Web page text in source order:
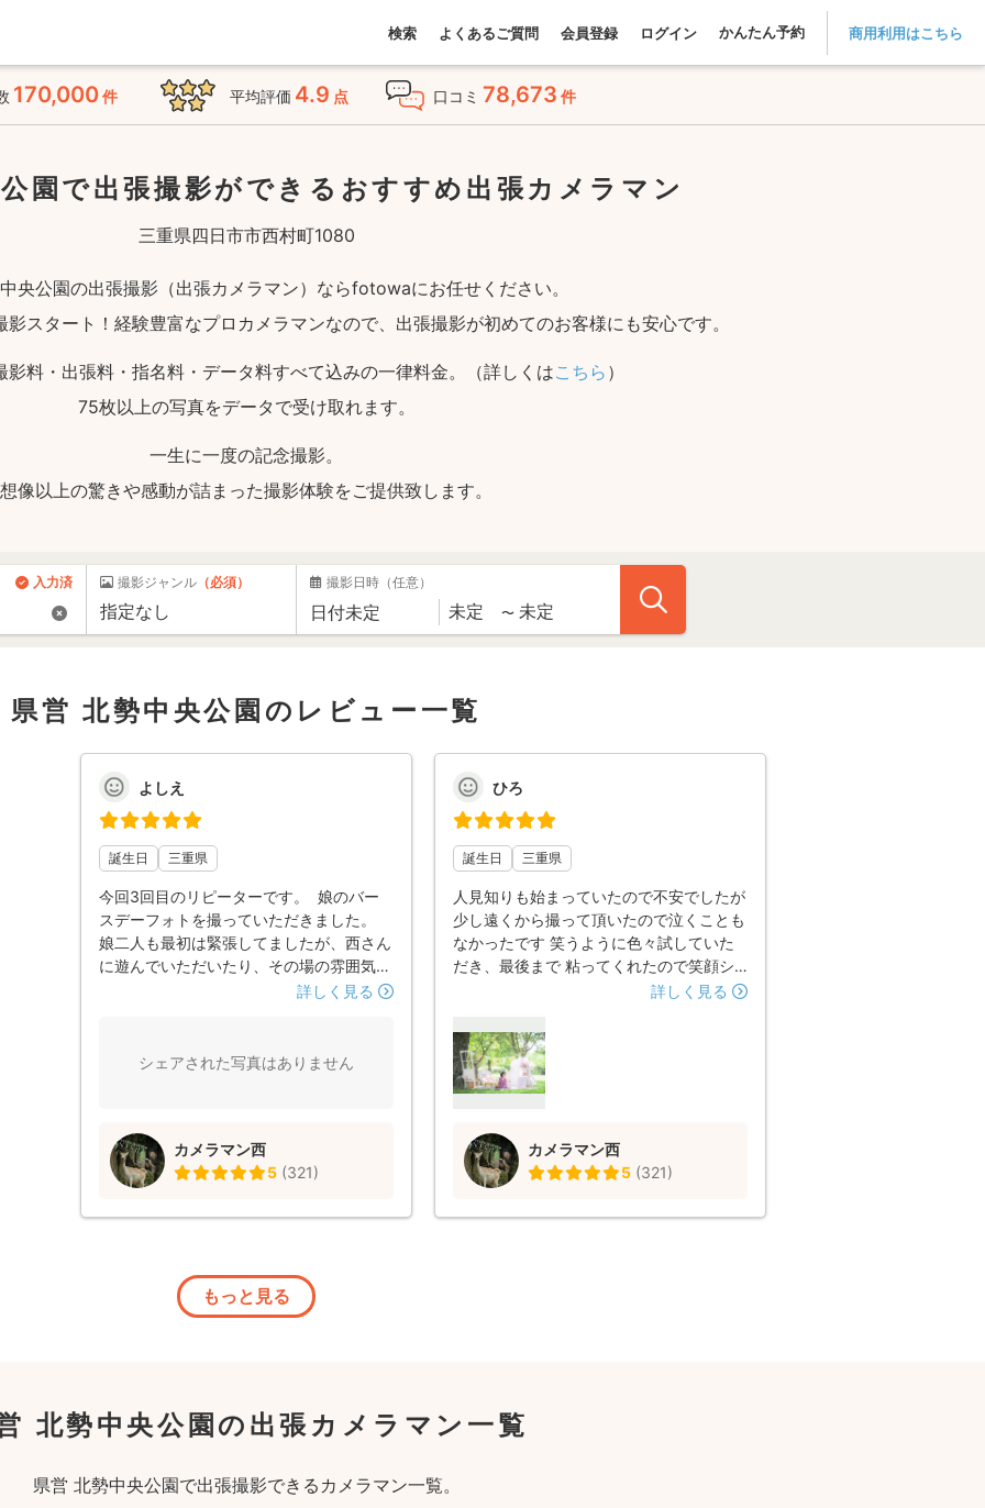
検索 よくあるご質問 会員登録 ログイン かんたん予約 商用利用はこちら
170,000件 平均評価 4.9 点 口コミ 78,673 件
園で出張撮影ができる おすすめ出張カメラマン
三重県四日市市西村町1080
央公園の出張撮影（出張カメラマン）ならfotowaにお任せください。
スタート！経験豊富なプロカメラマンなので、出張撮影が初めてのお客様にも安心です。
影料・出張料・指名料・データ料すべて込みの一律料金。（詳しくはこちら ）
75枚以上の写真をデータで受け取れます。
一生に一度の記念撮影。
想像以上の驚きや感動が詰まった撮影体験をご提供致します。
入力済 撮影ジャンル （必須） 撮影日時 （任意）
県営 北勢中央公園のレビュー一覧
よしえ
誕生日 三重県
今回3回目のリピーターです。 娘のバー
スデーフォトを撮っていただきました。
娘二人も最初は緊張してましたが、西さん
に遊んでいただいたり、その場の雰囲気が
楽しく、家族みんなリラックスした感じで
さんが笑わせていただいたり、工夫してい
またこちらに負担がかからないように気遣
っていただいたりと、とても気さくで温厚
ぱり西さんは最高です‼︎」伝わる人には伝
詳しく見る
シェアされた写真はありません
カメラマン西
5 (321)
ひろ
誕生日 三重県
人見知りも始まっていたので不安でしたが
少し遠くから撮って頂いたので泣くことも
なかったです 笑うように色々試していた
だき、最後まで 粘ってくれたので笑顔シ
ョットも撮れました 撮影を覗きに来てく
楽しい撮影になりました！ 素敵なセット
はもちろん、データ納品も早く またお願
いしたいと思えるカメラマンさんです
詳しく見る
カメラマン西
5 (321)
もっと見る
北勢中央公園の出張カメラマン一覧
県営 北勢中央公園で出張撮影できるカメラマン一覧。